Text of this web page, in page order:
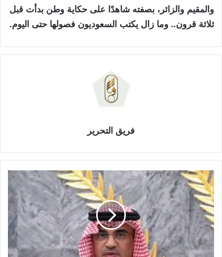
والمقيم والزائر، بصفته شاهدًا على حكاية وطن بدأت قبل
ثلاثة قرون.. وما زال يكتب السعوديون فصولها حتى اليوم.
فريق التحرير
م
د
ي
ر
ت
ع
ي